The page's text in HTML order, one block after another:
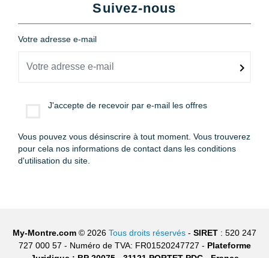
Suivez-nous
Votre adresse e-mail
J'accepte de recevoir par e-mail les offres
Vous pouvez vous désinscrire à tout moment. Vous trouverez
pour cela nos informations de contact dans les conditions
d'utilisation du site.
My-Montre.com © 2026 Tous droits réservés - SIRET : 520 247
727 000 57 - Numéro de TVA: FR01520247727 - Plateforme